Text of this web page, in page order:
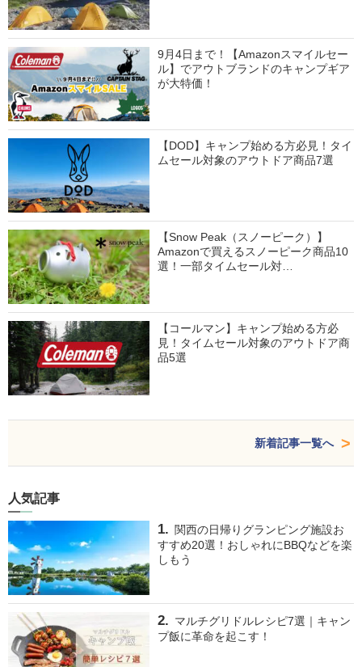
9月4日まで！【Amazonスマイルセー
ル】でアウトブランドのキャンプギア
が大特価！
【DOD】キャンプ始める方必見！タイ
ムセール対象のアウトドア商品7選
【Snow Peak（スノーピーク）】
Amazonで買えるスノーピーク商品10
選！一部タイムセール対…
【コールマン】キャンプ始める方必
見！タイムセール対象のアウトドア商
品5選
新着記事一覧へ
人気記事
関西の日帰りグランピング施設お
すすめ20選！おしゃれにBBQなどを楽
しもう
マルチグリドルレシピ7選｜キャン
プ飯に革命を起こす！